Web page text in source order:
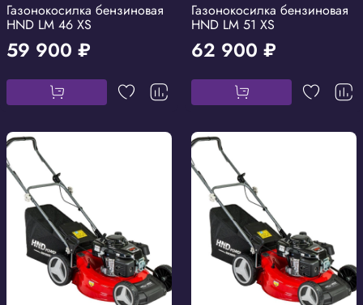
Газонокосилка бензиновая
HND LM 46 XS
59 900 ₽
Газонокосилка бензиновая
HND LM 51 XS
62 900 ₽